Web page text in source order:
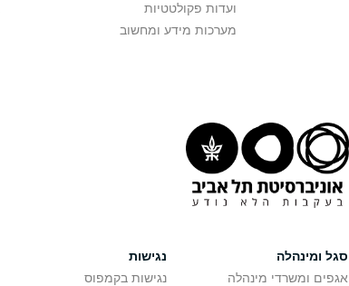
ועדות פקולטטיות
מערכות מידע ומחשוב
סגל ומינהלה
אגפים ומשרדי מינהלה
נגישות
נגישות בקמפוס